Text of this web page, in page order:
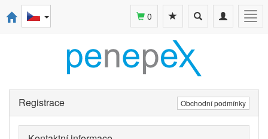
Toggle
navigation
Toggle
search
0
Registrace Obchodní podmínky